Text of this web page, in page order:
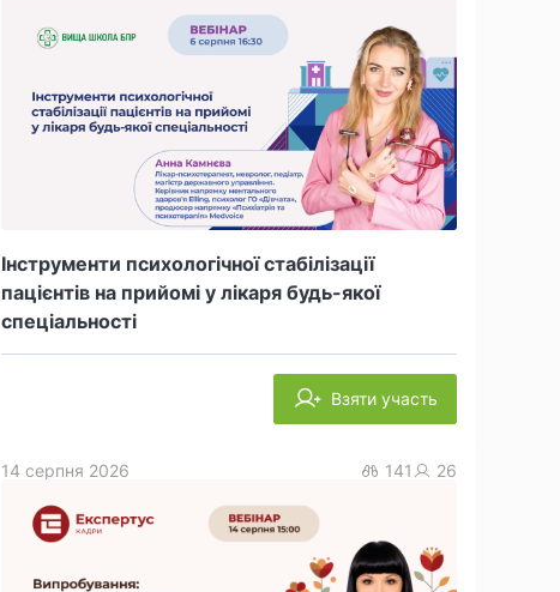
Інструменти психологічної стабілізації
пацієнтів на прийомі у лікаря будь-якої
спеціальності
Взяти участь
14 серпня 2026 141 26